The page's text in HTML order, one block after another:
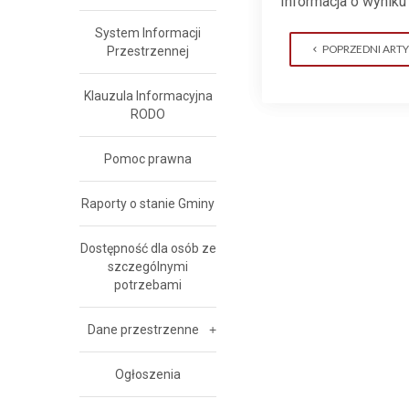
POPRZEDNI
System Informacji
Przestrzennej
Klauzula Informacyjna
RODO
Pomoc prawna
Raporty o stanie Gminy
Dostępność dla osób ze
szczególnymi
potrzebami
Dane przestrzenne
Ogłoszenia